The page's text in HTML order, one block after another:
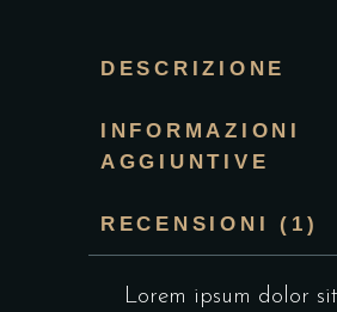
DESCRIZIONE
INFORMAZIONI
AGGIUNTIVE
RECENSIONI (1)
Lorem ipsum dolor